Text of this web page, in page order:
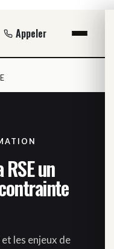
Appeler
un
les enjeux de